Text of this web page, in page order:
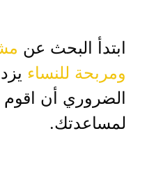
ابتدأ البحث عن
ومربحة للنساء
الضروري أن اقوم
لمساعدتك.